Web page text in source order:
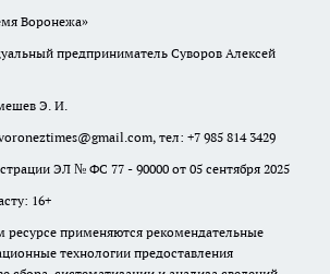
Воронежа»
предприниматель Суворов Алексей
Э. И.
тел: +7 985 814 3429
ЭЛ № ФС 77 - 90000 от 05 сентября 2025
16+
применяются рекомендательные
технологии предоставления